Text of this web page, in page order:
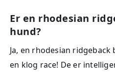
Er en rhodesian
hund?
Ja, en rhodesian
en klog race! De er